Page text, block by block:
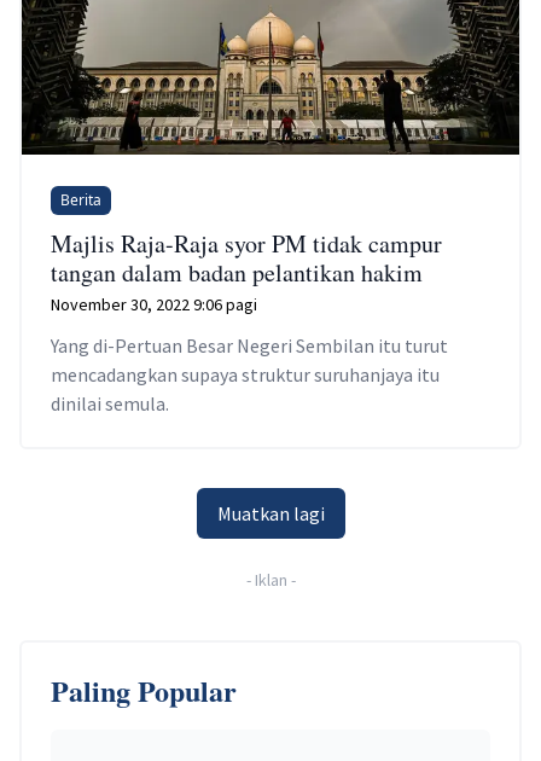
Berita
Majlis Raja-Raja syor PM tidak campur
tangan dalam badan pelantikan hakim
November 30, 2022 9:06 pagi
Yang di-Pertuan Besar Negeri Sembilan itu turut
mencadangkan supaya struktur suruhanjaya itu
dinilai semula.
Muatkan lagi
- Iklan -
Paling Popular